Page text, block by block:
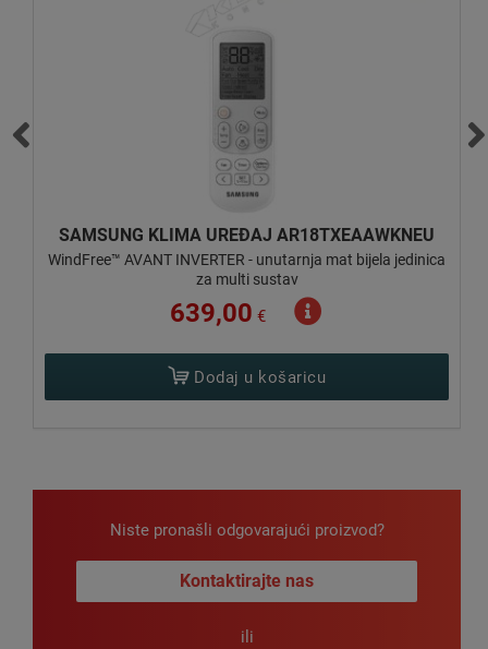
SAMSUNG KLIMA UREĐAJ AR24TXEAAWKNEU
WindFree™ AVANT INVERTER - unutarnja mat bijela jedinica
za multi sustav
873,00 €
Pošalji upit
Niste pronašli odgovarajući proizvod?
Kontaktirajte nas
ili